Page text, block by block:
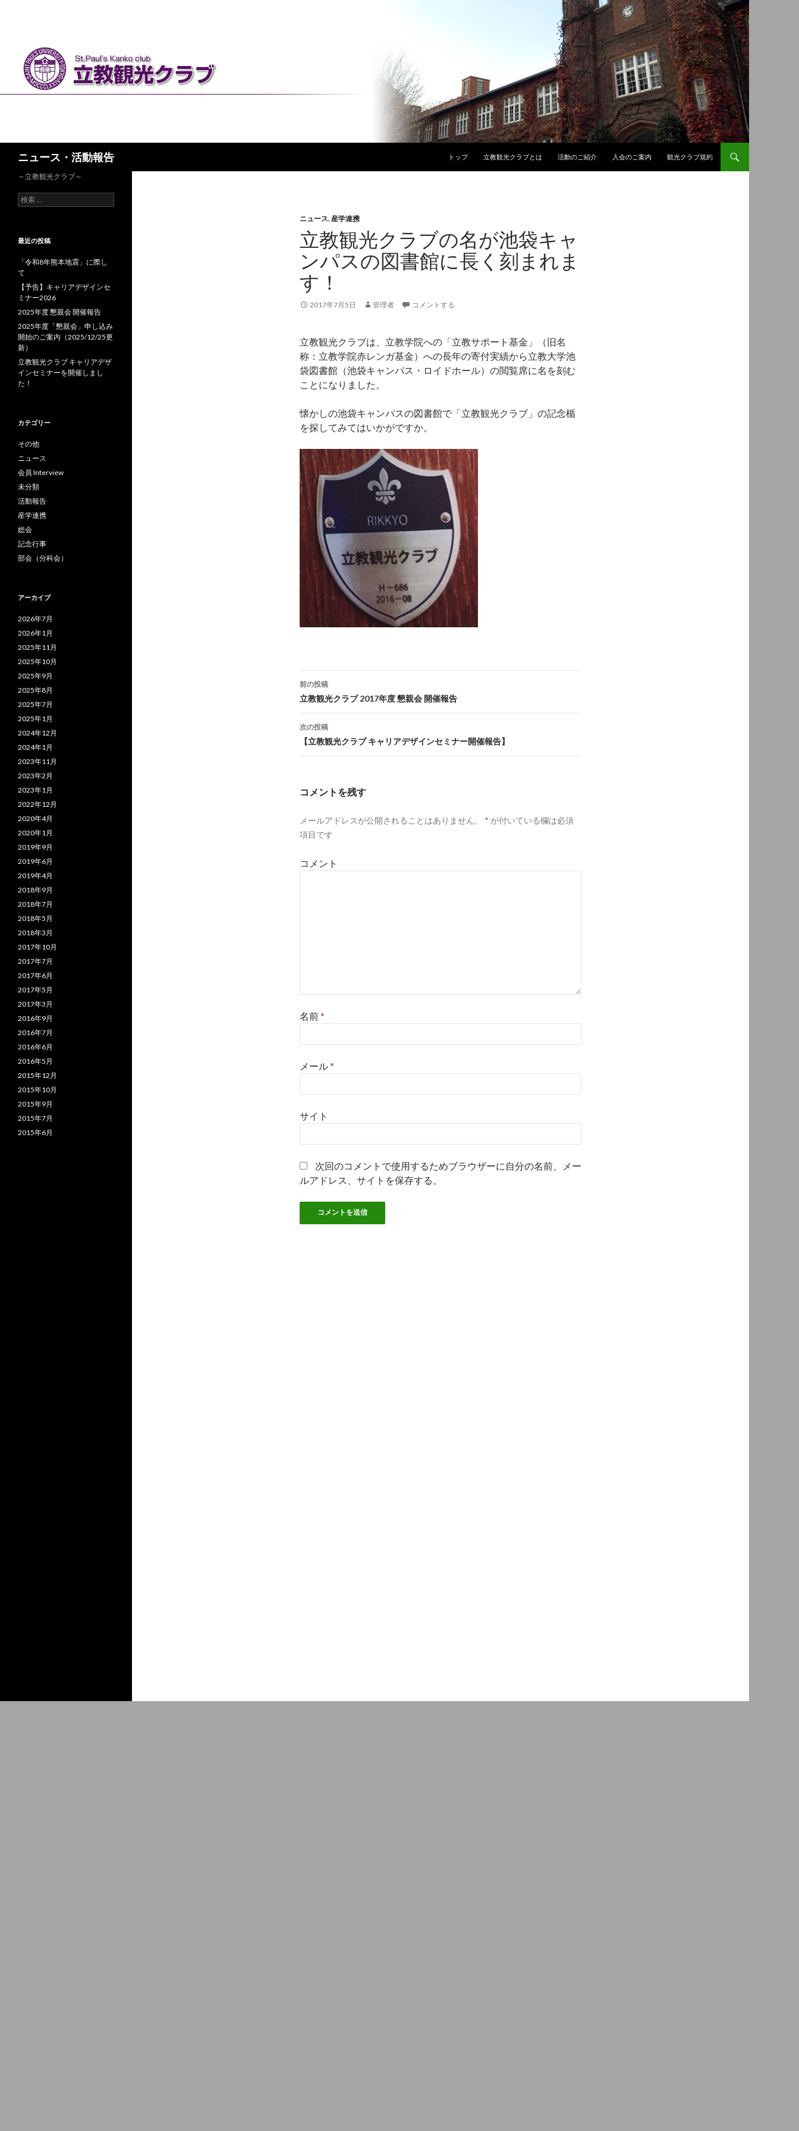
ニュース・活動報告
トップ
立教観光クラブとは 活動のご紹介 入会のご案内 観光クラブ規約
ニュース, 産学連携
立教観光クラブの名が池袋キャ
ンパスの図書館に長く刻まれま
す！
2017年7月5日 管理者 コメントする
立教観光クラブは、立教学院への「立教サポート基金」（旧名
称： 立教学院赤レンガ基金） への長年の寄付実績から立教大学池
袋図書館（池袋キャンパス・ ロイドホール）の閲覧席に名を刻む
ことになりました。
懐かしの池袋キャンパスの図書館で「立教観光クラブ」 の記念楯
を探してみてはいかがですか。
投
稿
ナ
ゲ
シ
ン
前の投稿
立教観光クラブ 2017年度 懇親会 開催報告
次の投稿
【立教観光クラブ キャリアデザインセミナー開催報告】
コメントを残す
メールアドレスが公開されることはありません。 * が付いている欄は必須
項目です
コメント
名前*
メール*
サイト
次回のコメントで使用するためブラウザーに自分の名前、メー
ルアドレス、サイトを保存する。
～立教観光クラブ～
検
索
最近の投稿
「令和8年熊本地震」に際し
て
【予告】キャリアデザインセ
ミナー2026
2025年度 懇親会 開催報告
2025年度「懇親会」申し込み
開始のご案内（2025/12/25更
新）
立教観光クラブ キャリアデザ
インセミナーを開催しまし
た！
カテゴリー
その他
ニュース
会員 Interview
未分類
活動報告
産学連携
総会
記念行事
部会（分科会）
アーカイブ
2026年7月
2026年1月
2025年11月
2025年10月
2025年9月
2025年8月
2025年7月
2025年1月
2024年12月
2024年1月
2023年11月
2023年2月
2023年1月
2022年12月
2020年4月
2020年1月
2019年9月
2019年6月
2019年4月
2018年9月
2018年7月
2018年5月
2018年3月
2017年10月
2017年7月
2017年6月
2017年5月
2017年3月
2016年9月
2016年7月
2016年6月
2016年5月
2015年12月
2015年10月
2015年9月
2015年7月
2015年6月